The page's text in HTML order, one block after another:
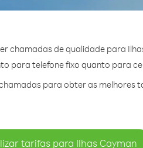
chamadas de qualidade para
para telefone fixo quanto para
para obter as melhores
tarifas para Ilhas Cayman